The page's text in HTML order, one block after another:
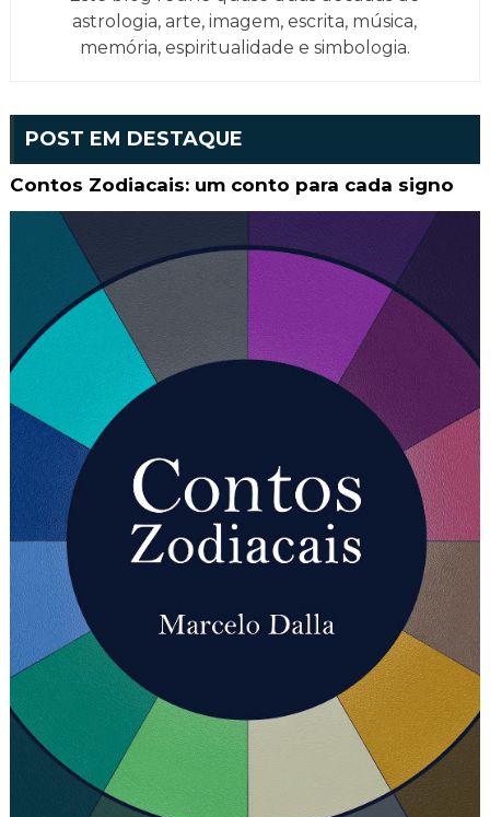
astrologia, arte, imagem, escrita, música,
memória, espiritualidade e simbologia.
POST EM DESTAQUE
Contos Zodiacais: um conto para cada signo